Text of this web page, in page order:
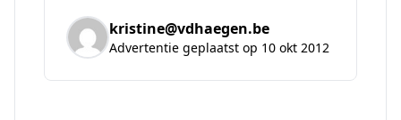
kristine@vdhaegen.be
Advertentie geplaatst op 10 okt 2012